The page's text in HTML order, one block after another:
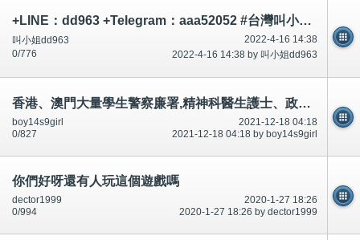
+LINE：dd963 +Telegram：aaa52052 #台灣叫小姐 #台中叫小姐 #台北叫小姐 #高雄叫小姐 #新竹叫小姐 #台南叫小姐 #彰化叫小
2022-4-16 14:38
叫小姐dd963
2022-4-16 14:38 by 叫小姐dd963
0/776
香港、澳門大量學生警察廉署,精神科醫生護士、政府醫科、DJ藝人不快樂突發自殺死(生命親眼目睹/看到)-公開
2021-12-18 04:18
boy14s9girl
2021-12-18 04:18 by boy14s9girl
0/827
你們好呀還有人玩這個遊戲嗎
2020-1-27 18:26
dector1999
2020-1-27 18:26 by dector1999
0/994